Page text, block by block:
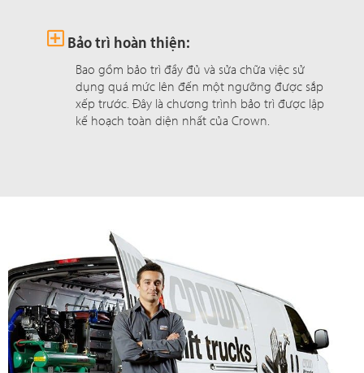
Bảo trì hoàn thiện:
Bao gồm bảo trì đầy đủ và sửa chữa việc sử
dụng quá mức lên đến một ngưỡng được sắp
xếp trước. Đây là chương trình bảo trì được lập
kế hoạch toàn diện nhất của Crown.